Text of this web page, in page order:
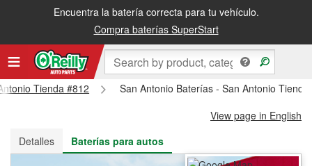
Encuentra la batería correcta para tu vehículo.
Compra baterías SuperStart
Recibe tu orden gratis al día siguiente o recógela en la tienda
Tienda #812
San Antonio Baterías - San Antonio
View page in English
Detalles
Baterías para autos